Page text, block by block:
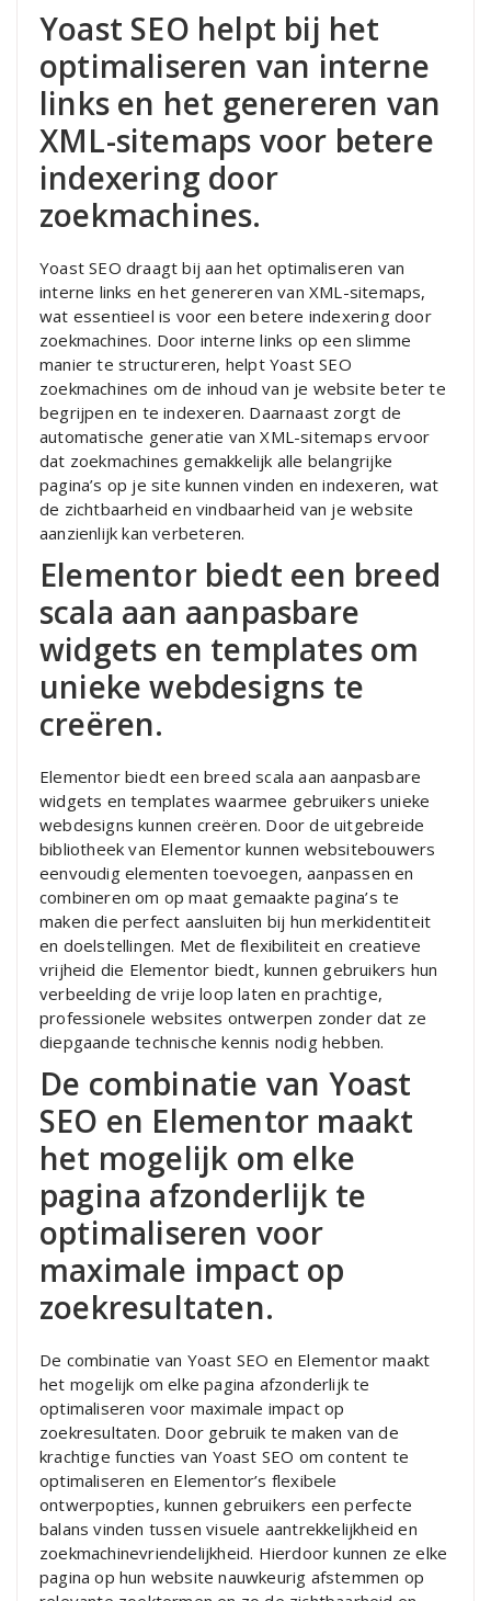
Yoast SEO helpt bij het
optimaliseren van interne
links en het genereren van
XML-sitemaps voor betere
indexering door
zoekmachines.
Yoast SEO draagt bij aan het optimaliseren van
interne links en het genereren van XML-sitemaps,
wat essentieel is voor een betere indexering door
zoekmachines. Door interne links op een slimme
manier te structureren, helpt Yoast SEO
zoekmachines om de inhoud van je website beter te
begrijpen en te indexeren. Daarnaast zorgt de
automatische generatie van XML-sitemaps ervoor
dat zoekmachines gemakkelijk alle belangrijke
pagina’s op je site kunnen vinden en indexeren, wat
de zichtbaarheid en vindbaarheid van je website
aanzienlijk kan verbeteren.
Elementor biedt een breed
scala aan aanpasbare
widgets en templates om
unieke webdesigns te
creëren.
Elementor biedt een breed scala aan aanpasbare
widgets en templates waarmee gebruikers unieke
webdesigns kunnen creëren. Door de uitgebreide
bibliotheek van Elementor kunnen websitebouwers
eenvoudig elementen toevoegen, aanpassen en
combineren om op maat gemaakte pagina’s te
maken die perfect aansluiten bij hun merkidentiteit
en doelstellingen. Met de flexibiliteit en creatieve
vrijheid die Elementor biedt, kunnen gebruikers hun
verbeelding de vrije loop laten en prachtige,
professionele websites ontwerpen zonder dat ze
diepgaande technische kennis nodig hebben.
De combinatie van Yoast
SEO en Elementor maakt
het mogelijk om elke
pagina afzonderlijk te
optimaliseren voor
maximale impact op
zoekresultaten.
De combinatie van Yoast SEO en Elementor maakt
het mogelijk om elke pagina afzonderlijk te
optimaliseren voor maximale impact op
zoekresultaten. Door gebruik te maken van de
krachtige functies van Yoast SEO om content te
optimaliseren en Elementor’s flexibele
ontwerpopties, kunnen gebruikers een perfecte
balans vinden tussen visuele aantrekkelijkheid en
zoekmachinevriendelijkheid. Hierdoor kunnen ze elke
pagina op hun website nauwkeurig afstemmen op